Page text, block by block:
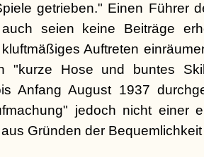
getrieben." Einen Führer
seien keine Beiträge
Auftreten
"kurze Hose und buntes
Anfang August 1937
jedoch nicht einer
Gründen der